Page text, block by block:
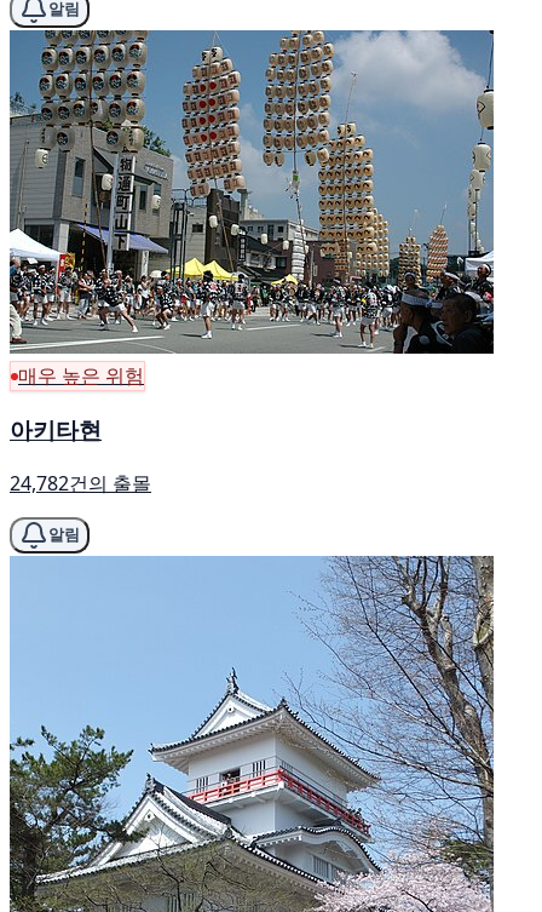
알림
매우 높은 위험
아키타현
24,782건의 출몰
알림